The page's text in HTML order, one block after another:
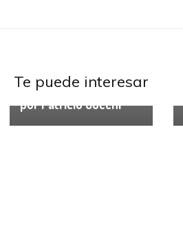
Te puede interesar
Central ultima detalles
por Patricio Cucchi